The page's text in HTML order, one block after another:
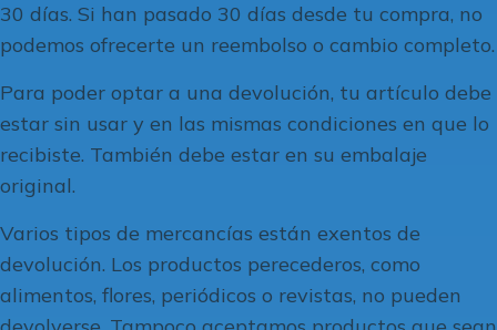
30 días. Si han pasado 30 días desde tu compra, no
podemos ofrecerte un reembolso o cambio completo.
Para poder optar a una devolución, tu artículo debe
estar sin usar y en las mismas condiciones en que lo
recibiste. También debe estar en su embalaje
original.
Varios tipos de mercancías están exentos de
devolución. Los productos perecederos, como
alimentos, flores, periódicos o revistas, no pueden